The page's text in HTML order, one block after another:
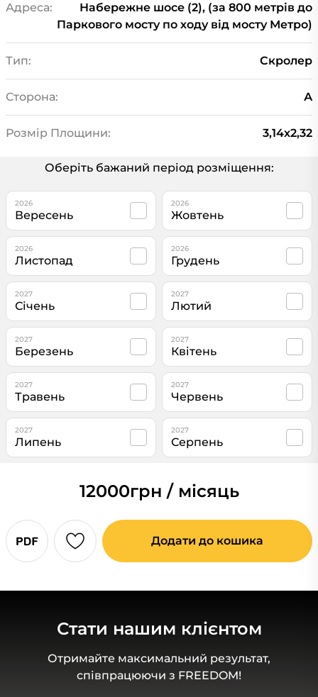
Адреса:
Набережне шосе (2), (за 800 метрів до
Паркового мосту по ходу від мосту Метро)
Тип: Скролер
Сторона: А
Розмір Площини: 3,14x2,32
Оберіть бажаний період розміщення:
2026
Вересень
2026
Жовтень
2026
Листопад
2026
Грудень
2027
Січень
2027
Лютий
2027
Березень
2027
Квітень
2027
Травень
2027
Червень
2027
Липень
2027
Серпень
12000грн / місяць
Додати до кошика
Стати нашим клієнтом
Отримайте максимальний результат,
співпрацюючи з FREEDOM!